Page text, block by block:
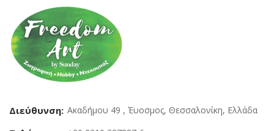
Διεύθυνση: Ακαδήμου 49 , Έυοσμος, Θεσσαλονίκη, Ελλάδα